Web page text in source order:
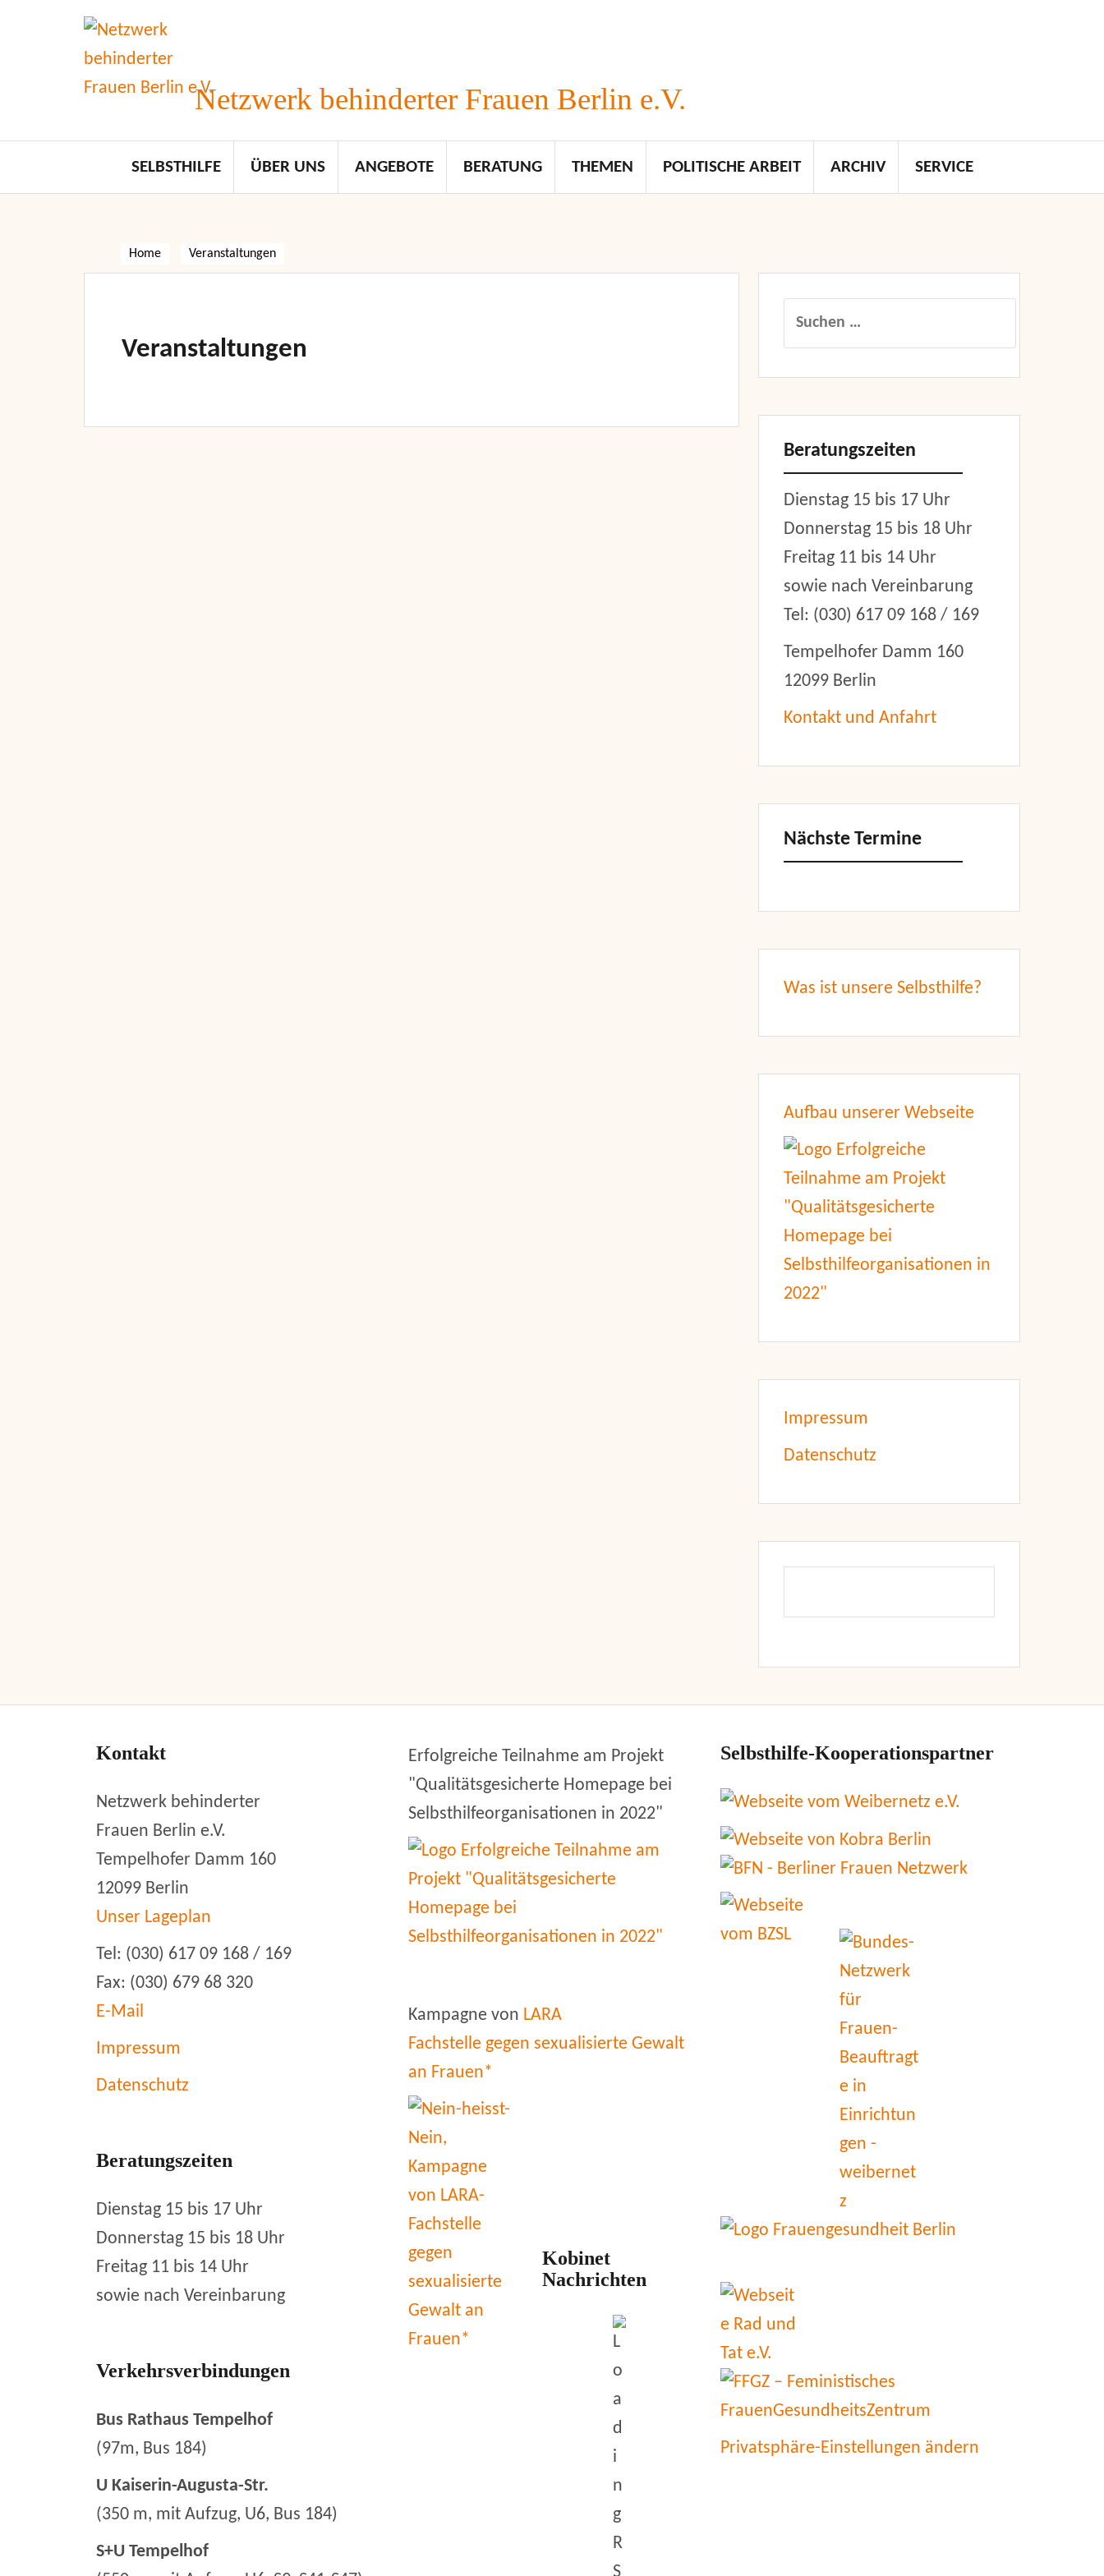
Netzwerk behinderter Frauen Berlin e.V.
SELBSTHILFE ÜBER UNS ANGEBOTE BERATUNG THEMEN POLITISCHE ARBEIT ARCHIV SERVICE
Home Veranstaltungen
Veranstaltungen
Suchen
Beratungszeiten
Dienstag 15 bis 17 Uhr
Donnerstag 15 bis 18 Uhr
Freitag 11 bis 14 Uhr
sowie nach Vereinbarung
Tel: (030) 617 09 168 / 169
Tempelhofer Damm 160
12099 Berlin
Kontakt und Anfahrt
Nächste Termine
Was ist unsere Selbsthilfe?
Aufbau unserer Webseite
Impressum
Datenschutz
Kontakt
Netzwerk behinderter
Frauen Berlin e.V.
Tempelhofer Damm 160
12099 Berlin
Unser Lageplan
Tel: (030) 617 09 168 / 169
Fax: (030) 679 68 320
E-Mail
Impressum
Datenschutz
Beratungszeiten
Dienstag 15 bis 17 Uhr
Donnerstag 15 bis 18 Uhr
Freitag 11 bis 14 Uhr
sowie nach Vereinbarung
Verkehrsverbindungen
Bus Rathaus Tempelhof
(97m, Bus 184)
U Kaiserin-Augusta-Str.
(350 m, mit Aufzug, U6, Bus 184)
S+U Tempelhof
Erfolgreiche Teilnahme am Projekt
"Qualitätsgesicherte Homepage bei
Selbsthilfeorganisationen in 2022"
Kampagne von LARA
Fachstelle gegen sexualisierte Gewalt
an Frauen*
Kobinet
Nachrichten
Selbsthilfe-Kooperationspartner
Privatsphäre-Einstellungen ändern